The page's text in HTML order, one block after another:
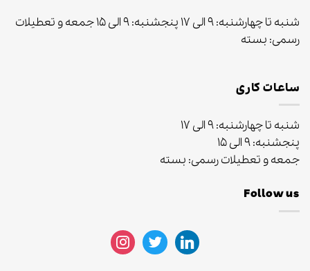
شنبه تا چهارشنبه: ۹ الی ۱۷ پنجشنبه: ۹ الی ۱۵ جمعه و تعطیلات
رسمی: بسته
ساعات کاری
شنبه تا چهارشنبه: ۹ الی ۱۷
پنجشنبه: ۹ الی ۱۵
جمعه و تعطیلات رسمی: بسته
Follow us
linkedin
twitter
instagram